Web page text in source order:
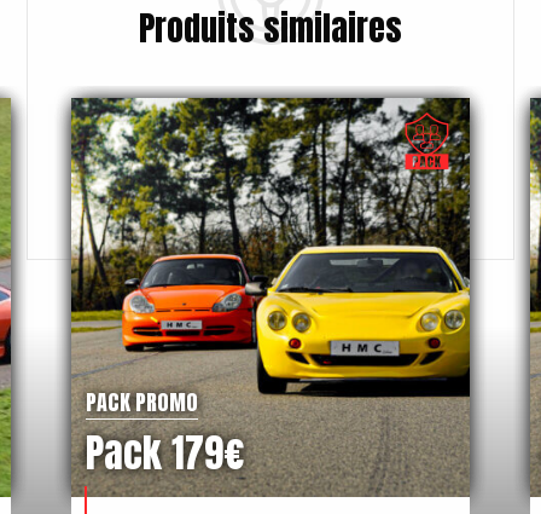
Produits similaires
PACK PROMO
Pack 179€